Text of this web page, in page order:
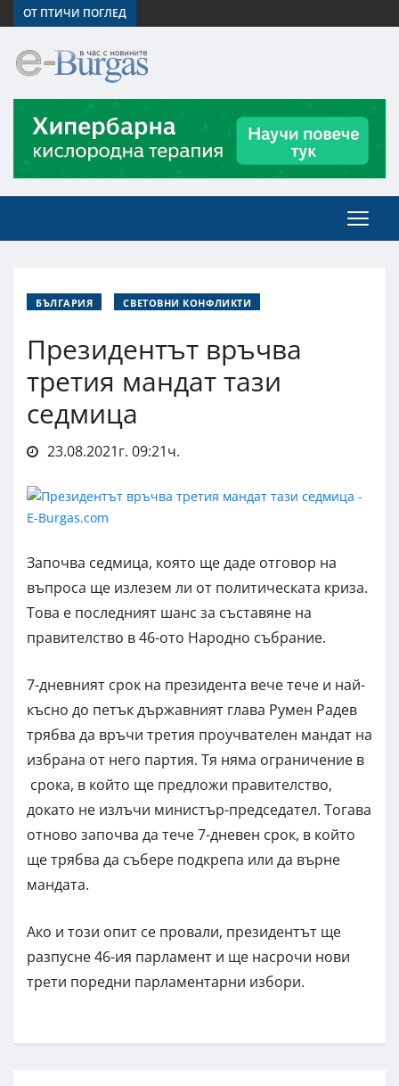
ОТ ПТИЧИ ПОГЛЕД
БЪЛГАРИЯ СВЕТОВНИ КОНФЛИКТИ
Президентът връчва
третия мандат тази
седмица
23.08.2021г. 09:21ч.
Започва седмица, която ще даде отговор на
въпроса ще излезем ли от политическата криза.
Това е последният шанс за съставяне на
правителство в 46-ото Народно събрание.
7-дневният срок на президента вече тече и най-
късно до петък държавният глава Румен Радев
трябва да връчи третия проучвателен мандат на
избрана от него партия. Тя няма ограничение в
срока, в който ще предложи правителство,
докато не излъчи министър-председател. Тогава
отново започва да тече 7-дневен срок, в който
ще трябва да събере подкрепа или да върне
мандата.
Ако и този опит се провали, президентът ще
разпусне 46-ия парламент и ще насрочи нови
трети поредни парламентарни избори.